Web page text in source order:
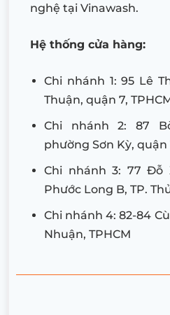
nghệ tại Vinawash.
Hệ thống cửa hàng:
Chi nhánh 1: 95 Lê
Thuận, quận 7,
Chi nhánh 2: 87
phường Sơn Kỳ, quận
Chi nhánh 3: 77 Đỗ
Phước Long B, TP.
Chi nhánh 4: 82-84
Nhuận, TPHCM